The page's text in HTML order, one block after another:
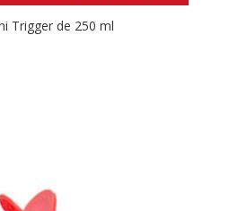
Trigger de 250 ml